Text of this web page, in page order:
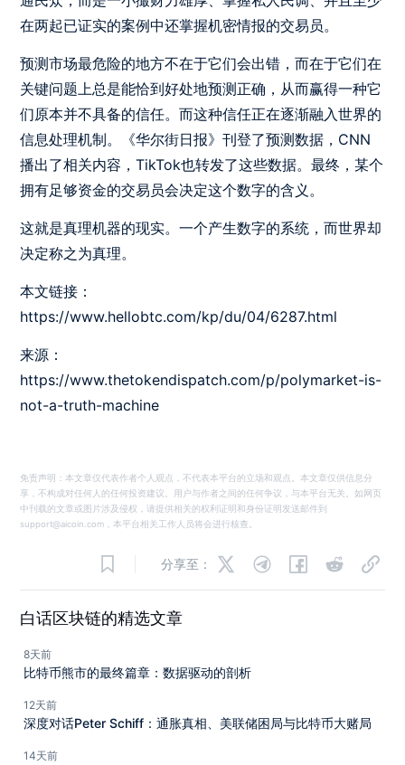
在两起已证实的案例中还掌握机密情报的交易员。
预测市场最危险的地方不在于它们会出错，而在于它们在
关键问题上总是能恰到好处地预测正确，从而赢得一种它
们原本并不具备的信任。而这种信任正在逐渐融入世界的
信息处理机制。《华尔街日报》刊登了预测数据，CNN
播出了相关内容，TikTok也转发了这些数据。最终，某个
拥有足够资金的交易员会决定这个数字的含义。
这就是真理机器的现实。一个产生数字的系统，而世界却
决定称之为真理。
本文链接：
https://www.hellobtc.com/kp/du/04/6287.html
来源：
https://www.thetokendispatch.com/p/polymarket-is-
not-a-truth-machine
免责声明：本文章仅代表作者个人观点，不代表本平台的立场和观点。本文章仅供信息分
享，不构成对任何人的任何投资建议。用户与作者之间的任何争议，与本平台无关。如网页
中刊载的文章或图片涉及侵权，请提供相关的权利证明和身份证明发送邮件到
support@aicoin.com，本平台相关工作人员将会进行核查。
分享至：
白话区块链的精选文章
8天前
比特币熊市的最终篇章：数据驱动的剖析
12天前
深度对话Peter Schiff：通胀真相、美联储困局与比特币大赌局
14天前